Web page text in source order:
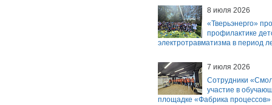
8 июля 2026
«Тверьэнерго»
профилактике
электротравматизма в период
7 июля 2026
Сотрудники
участие в
площадке «Фабрика процессов»